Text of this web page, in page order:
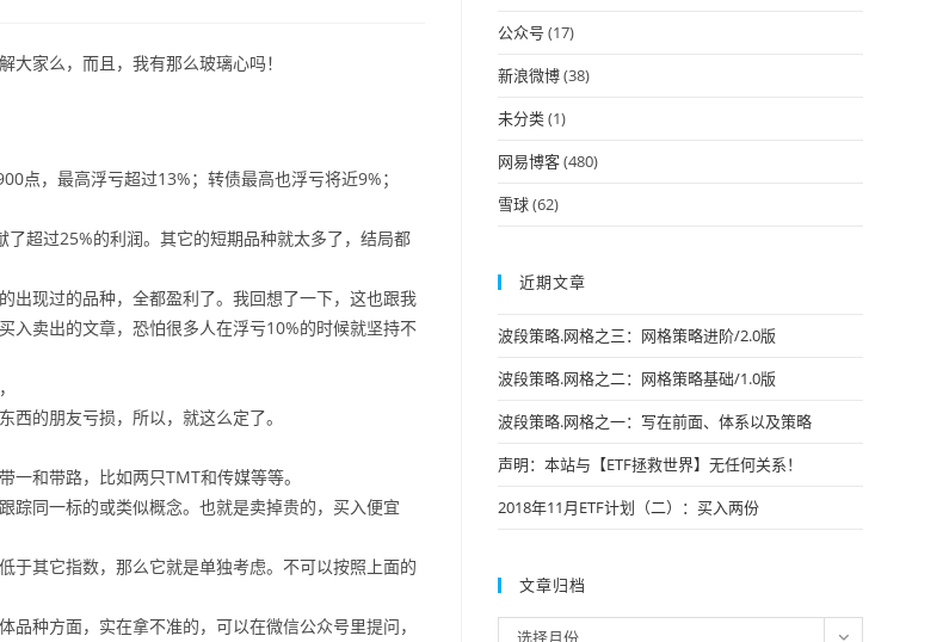
家么，而且，我有那么玻璃心吗！
点，最高浮亏超过13%；转债最高也浮亏将近9%；
超过25%的利润。其它的短期品种就太多了，结局都
现过的品种，全都盈利了。我回想了一下，这也跟我
入卖出的文章，恐怕很多人在浮亏10%的时候就坚持不
的朋友亏损，所以，就这么定了。
和带路，比如两只TMT和传媒等等。
同一标的或类似概念。也就是卖掉贵的，买入便宜
于其它指数，那么它就是单独考虑。不可以按照上面的
种方面，实在拿不准的，可以在微信公众号里提问，
公众号 (17)
新浪微博(38)
未分类(1)
网易博客(480)
雪球(62)
近期文章
波段策略.网格之三：网格策略进阶/2.0版
波段策略.网格之二：网格策略基础/1.0版
波段策略.网格之一：写在前面、体系以及策略
声明：本站与【ETF拯救世界】无任何关系！
2018年11月ETF计划（二）：买入两份
文章归档
选择月份